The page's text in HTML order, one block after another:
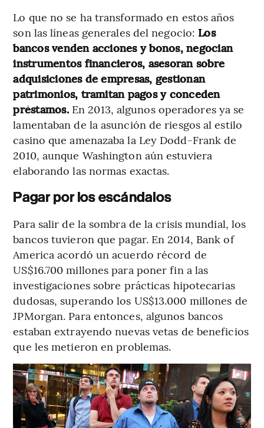
Lo que no se ha transformado en estos años
son las líneas generales del negocio: Los
bancos venden acciones y bonos, negocian
instrumentos financieros, asesoran sobre
adquisiciones de empresas, gestionan
patrimonios, tramitan pagos y conceden
préstamos. En 2013, algunos operadores ya se
lamentaban de la asunción de riesgos al estilo
casino que amenazaba la Ley Dodd-Frank de
2010, aunque Washington aún estuviera
elaborando las normas exactas.
Pagar por los escándalos
Para salir de la sombra de la crisis mundial, los
bancos tuvieron que pagar. En 2014, Bank of
America acordó un acuerdo récord de
US$16.700 millones para poner fin a las
investigaciones sobre prácticas hipotecarias
dudosas, superando los US$13.000 millones de
JPMorgan. Para entonces, algunos bancos
estaban extrayendo nuevas vetas de beneficios
que les metieron en problemas.